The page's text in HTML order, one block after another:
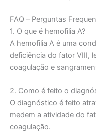
FAQ – Perguntas
1. O que é hemofilia A?
A hemofilia A é uma
deficiência do fator VIII,
coagulação e
2. Como é feito o
O diagnóstico é feito
medem a atividade do
coagulação.